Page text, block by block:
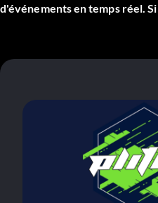
d'événements en temps réel.